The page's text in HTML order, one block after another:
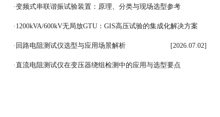
[2026.07.06]
·变频式串联谐振试验装置：原理、分类与现场选型参考
[2026.07.03]
· 1200kVA/600kV无局放GTU：GIS高压试验的集成化解决方案
[2026.07.03]
· 回路电阻测试仪选型与应用场景解析 [2026.07.02]
·直流电阻测试仪在变压器绕组检测中的应用与选型要点